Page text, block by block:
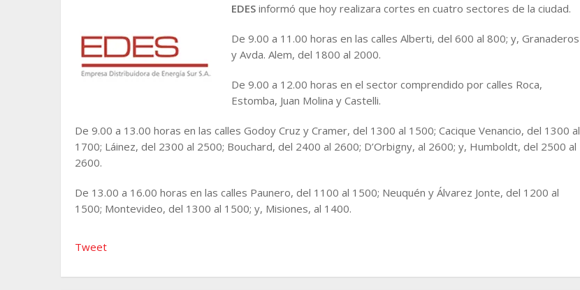
EDESinformó que hoy realizara cortes en cuatro sectores de la ciudad.
De 9.00 a 11.00 horas en las calles Alberti, del 600 al 800; y, Granaderos
y Avda. Alem, del 1800 al 2000.
De 9.00 a 12.00 horas en el sector comprendido por calles Roca,
Estomba, Juan Molina y Castelli.
De 9.00 a 13.00 horas en las calles Godoy Cruz y Cramer, del 1300 al 1500; Cacique Venancio, del 1300 al
1700; Láinez, del 2300 al 2500; Bouchard, del 2400 al 2600; D’Orbigny, al 2600; y, Humboldt, del 2500 al
2600.
De 13.00 a 16.00 horas en las calles Paunero, del 1100 al 1500; Neuquén y Álvarez Jonte, del 1200 al
1500; Montevideo, del 1300 al 1500; y, Misiones, al 1400.
Tweet